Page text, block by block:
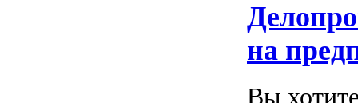
на
Вы